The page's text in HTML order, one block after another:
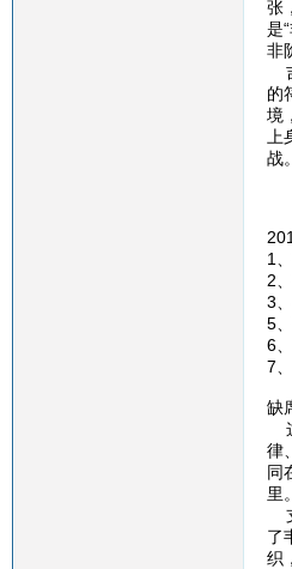
张
是
非
的
境
战。
1
2
3
5
6
7
缺
律
同
里
了
织